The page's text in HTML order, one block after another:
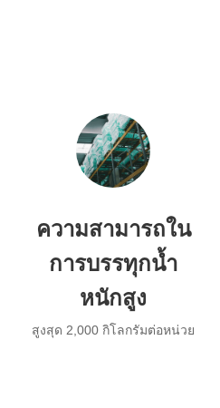
ความสามารถใน
การบรรทุกน้ำ
หนักสูง
สูงสุด 2,000 กิโลกรัมต่อหน่วย